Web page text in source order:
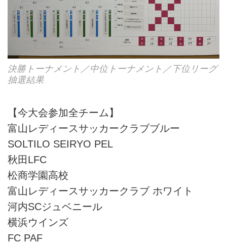
決勝トーナメント／中位トーナメント／下位リーグ
抽選結果
【今大会参加全チーム】
富山レディースサッカークラブブルー
SOLTILO SEIRYO PEL
秋田LFC
松商学園高校
富山レディースサッカークラブ ホワイト
河内SCジュベニール
横浜ウインズ
FC PAF